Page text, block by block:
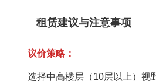
租赁建议与注意事项‌
议价策略‌：
选择中高楼层（10层以上）视